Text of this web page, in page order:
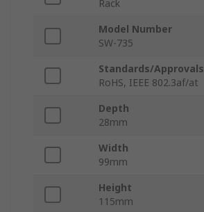
Rack
Model Number
SW-735
Standards/Approvals
RoHS, IEEE 802.3af/at
Depth
28mm
Width
99mm
Height
115mm